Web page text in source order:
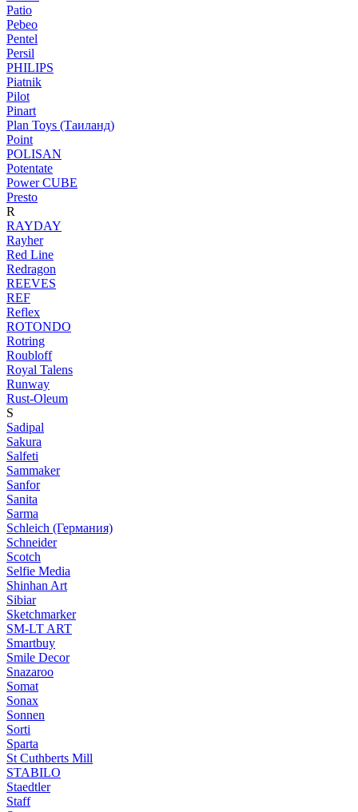
Patio
Pebeo
Pentel
Persil
PHILIPS
Piatnik
Pilot
Pinart
Plan Toys (Таиланд)
Point
POLISAN
Potentate
Power CUBE
Presto
R
RAYDAY
Rayher
Red Line
Redragon
REEVES
REF
Reflex
ROTONDO
Rotring
Roubloff
Royal Talens
Runway
Rust-Oleum
S
Sadipal
Sakura
Salfeti
Sammaker
Sanfor
Sanita
Sarma
Schleich (Германия)
Schneider
Scotch
Selfie Media
Shinhan Art
Sibiar
Sketchmarker
SM-LT ART
Smartbuy
Smile Decor
Snazaroo
Somat
Sonax
Sonnen
Sorti
Sparta
St Cuthberts Mill
STABILO
Staedtler
Staff